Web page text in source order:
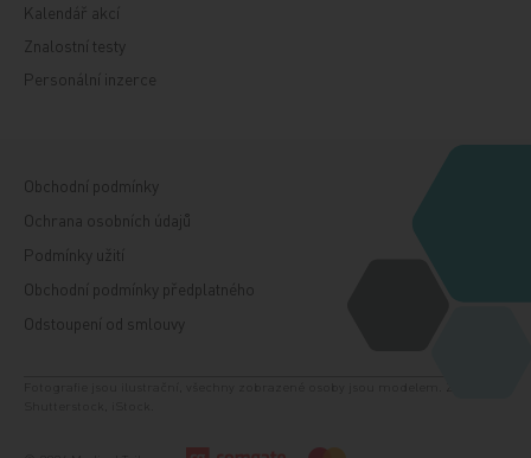
Kalendář akcí
Znalostní testy
Personální inzerce
Obchodní podmínky
Ochrana osobních údajů
Podmínky užití
Obchodní podmínky předplatného
Odstoupení od smlouvy